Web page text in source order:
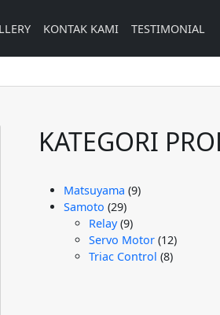
KONTAK KAMI TESTIMONIAL
KATEGORI
Matsuyama 99
Samoto 2929
Produk
Relay 99
Produk
Servo Motor 1212
Triac Control 88